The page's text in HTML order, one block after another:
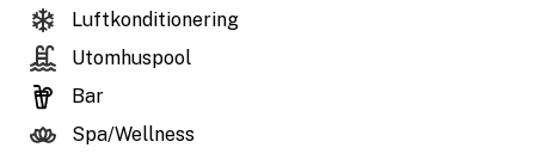
Luftkonditionering
Utomhuspool
Bar
Spa/Wellness